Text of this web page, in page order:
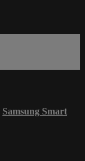
Samsung Smart